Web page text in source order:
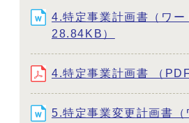
4.特定事業計画書（ワー
28.84KB）
4.特定事業計画書 （
5.特定事業変更計画書（